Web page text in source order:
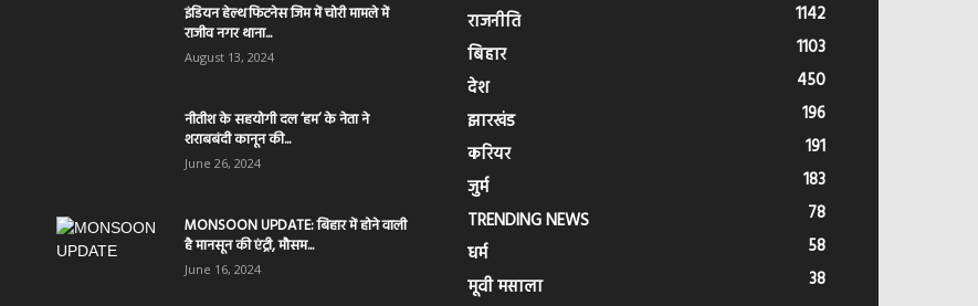
इंडियन हेल्थ फिटनेस जिम में चोरी मामले में
राजीव नगर थाना...
August 13, 2024
नीतीश के सहयोगी दल ‘हम’ के नेता ने
शराबबंदी कानून की...
June 26, 2024
MONSOON UPDATE: बिहार में होने वाली
है मानसून की एंट्री, मौसम...
June 16, 2024
राजनीति
1142
बिहार
1103
देश
450
झारखंड
196
करियर
191
जुर्म
183
TRENDING NEWS
78
धर्म
58
मूवी मसाला
38